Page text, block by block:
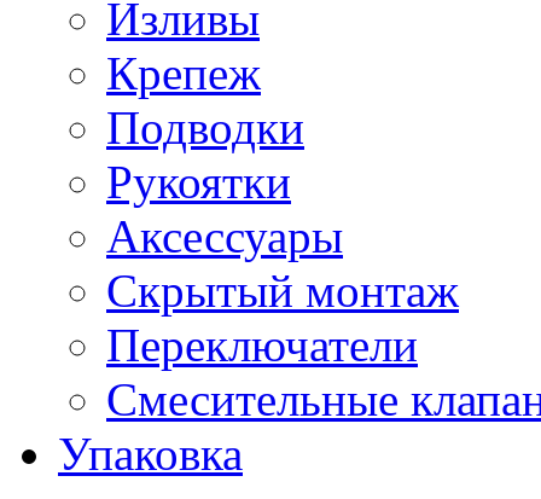
Изливы
Крепеж
Подводки
Рукоятки
Аксессуары
Скрытый монтаж
Переключатели
Смесительные
Упаковка